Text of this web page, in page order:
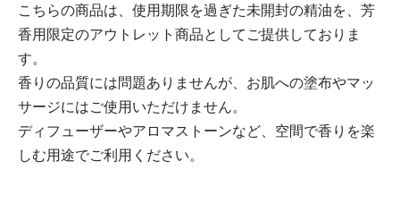
こちらの商品は、使用期限を過ぎた未開封の精油を、芳
香用限定のアウトレット商品としてご提供しておりま
す。
香りの品質には問題ありませんが、お肌への塗布やマッ
サージにはご使用いただけません。
ディフューザーやアロマストーンなど、空間で香りを楽
しむ用途でご利用ください。